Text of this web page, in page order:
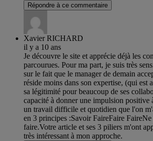
Répondre à ce commentaire
Xavier RICHARD
il y a 10 ans
Je découvre le site et apprécie déjà les
parcourues. Pour ma part, je suis très
sur le fait que le manager de demain
réside moins dans son expertise, (qui est
sa légitimité pour beaucoup de ses
capacité à donner une impulsion positive
un travail difficile et quotidien que l'on
en 3 principes :Savoir FaireFaire FaireNe
faire.Votre article et ses 3 piliers m'ont
très intéressant à mon approche.